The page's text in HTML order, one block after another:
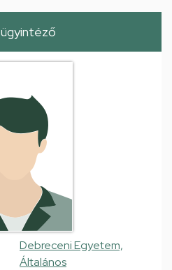
ügyintéző
Debreceni Egyetem,
Általános